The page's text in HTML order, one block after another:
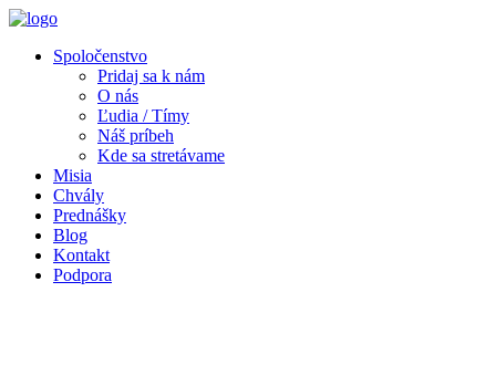
Spoločenstvo
Pridaj sa k nám
O nás
Ľudia / Tímy
Náš príbeh
Kde sa stretávame
Misia
Chvály
Prednášky
Blog
Kontakt
Podpora